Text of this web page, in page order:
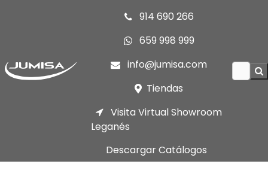
914 690 266
659 998 999
info@jumisa.com
Tiendas
Visita Virtual Showroom
Leganés
Descargar Catálogos